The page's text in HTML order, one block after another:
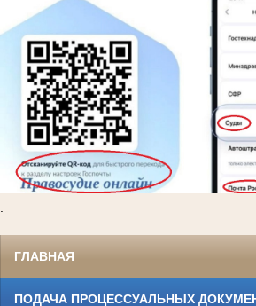
ГЛАВНАЯ
ПОДАЧА ПРОЦЕССУАЛЬНЫХ